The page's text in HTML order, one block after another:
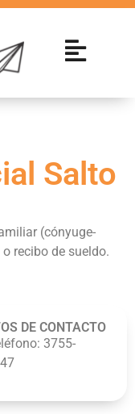
Salto
(cónyuge-
recibo de sueldo.
DE CONTACTO
3755-